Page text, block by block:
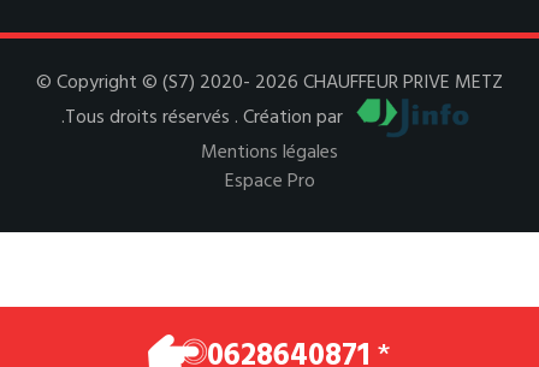
© Copyright © (S7) 2020- 2026 CHAUFFEUR PRIVE METZ
.Tous droits réservés . Création par
Mentions légales
Espace Pro
0628640871*